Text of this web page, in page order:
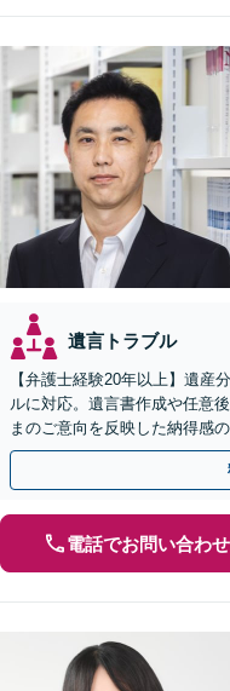
遺言トラブル
【弁護士経験20年以上】遺産
ルに対応。遺言書作成や任意
まのご意向を反映した納得感
無料】【電話相談・web面談
電話でお問い合わせ